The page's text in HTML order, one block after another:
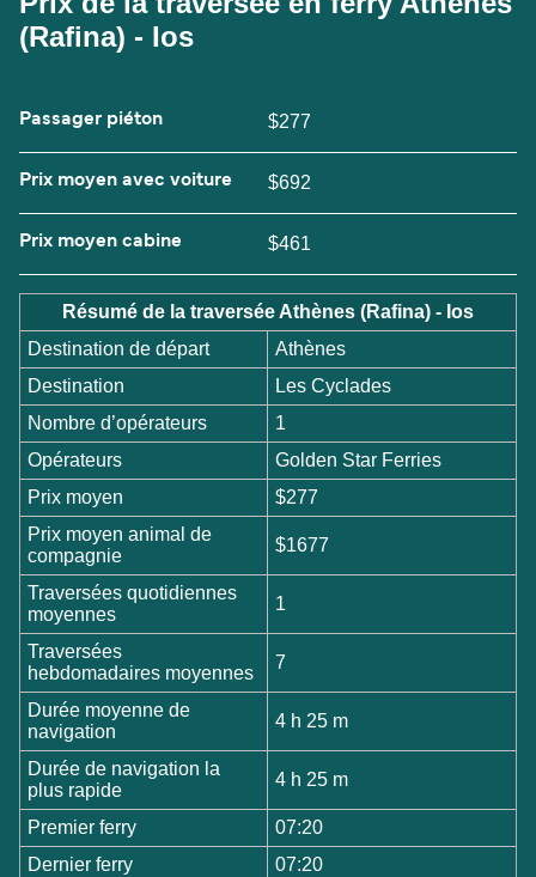
(Rafina) - Ios
Passager piéton $277
Prix moyen avec voiture $692
Prix moyen cabine $461
Résumé de la traversée Athènes (Rafina) - Ios
Destination de départ
Athènes
Destination
Les Cyclades
Nombre d’opérateurs
1
Opérateurs
Golden Star Ferries
Prix moyen
$277
Prix moyen animal de
compagnie
$1677
Traversées quotidiennes
moyennes
1
Traversées
hebdomadaires moyennes
7
Durée moyenne de
navigation
4 h 25 m
Durée de navigation la
plus rapide
4 h 25 m
Premier ferry
07:20
Dernier ferry
07:20